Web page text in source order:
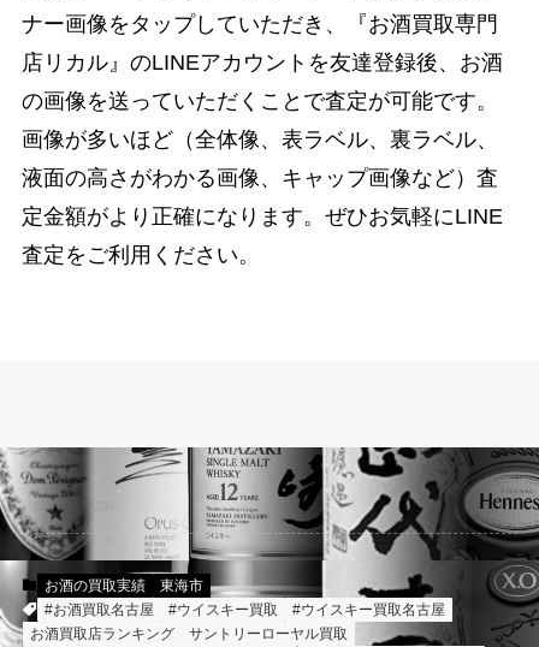
ナー画像をタップしていただき、『お酒買取専門
店リカル』のLINEアカウントを友達登録後、お酒
の画像を送っていただくことで査定が可能です。
画像が多いほど（全体像、表ラベル、裏ラベル、
液面の高さがわかる画像、キャップ画像など）査
定金額がより正確になります。ぜひお気軽にLINE
査定をご利用ください。
お酒の買取実績
東海市
#お酒買取名古屋
#ウイスキー買取
#ウイスキー買取名古屋
お酒買取店ランキング
サントリーローヤル買取